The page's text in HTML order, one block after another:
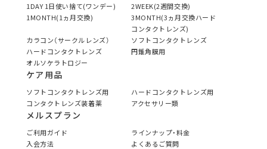
1DAY 1日使い捨て(ワンデー)
2WEEK(2週間交換)
1MONTH(1ヵ月交換)
3MONTH(3ヵ月交換ハード
コンタクトレンズ)
カラコン（サークルレンズ）
ソフトコンタクトレンズ
ハードコンタクトレンズ
円錐角膜用
オルソケラトロジー
ケア用品
ソフトコンタクトレンズ用
ハードコンタクトレンズ用
コンタクトレンズ装着薬
アクセサリー類
メルスプラン
ご利用ガイド
ラインナップ・料金
入会方法
よくあるご質問